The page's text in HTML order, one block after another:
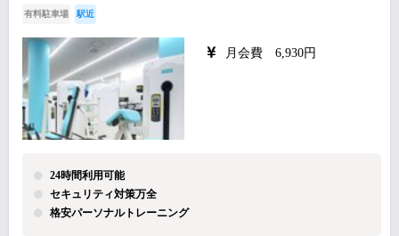
有料駐車場 駅近
月会費 6,930円
24時間利用可能
セキュリティ対策万全
格安パーソナルトレーニング